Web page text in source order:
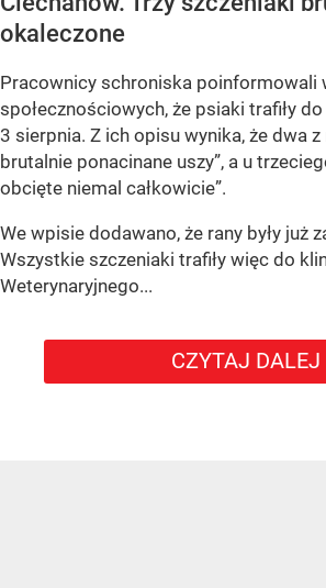
okaleczone
Pracownicy schroniska poinformowali
społecznościowych, że psiaki trafiły
3 sierpnia. Z ich opisu wynika, że dwa z
brutalnie ponacinane uszy”, a u
obcięte niemal całkowicie”.
We wpisie dodawano, że rany były już
Wszystkie szczeniaki trafiły więc do
Weterynaryjnego...
CZYTAJ DALEJ